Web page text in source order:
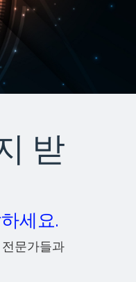
받
세요.
문가들과